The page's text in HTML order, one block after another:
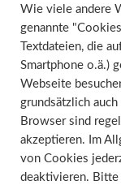
Wie viele andere
genannte
Textdateien, die
Smartphone o.ä.)
Webseite
grundsätzlich
Browser sind
akzeptieren. Im
von Cookies
deaktivieren.